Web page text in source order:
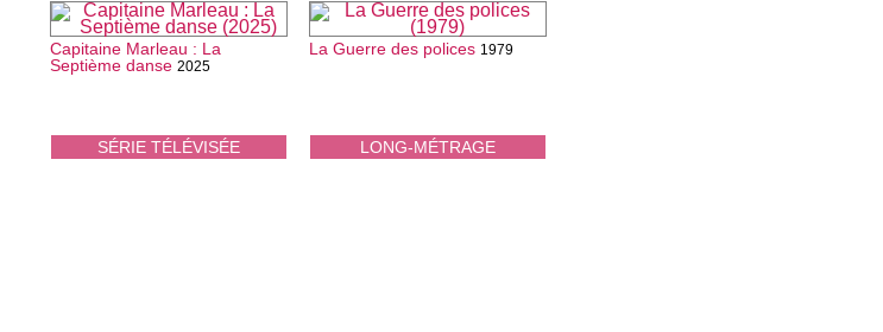
SÉRIE TÉLÉVISÉE
Capitaine Marleau : La
Septième danse 2025
LONG-MÉTRAGE
La Guerre des polices 1979